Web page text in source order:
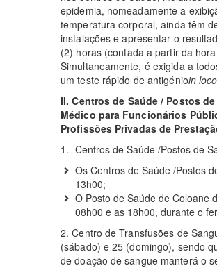
epidemia, nomeadamente a
temperatura corporal, ainda têm
instalações e apresentar o
(2) horas (contada a partir da
Simultaneamente, é exigida a
um teste rápido de antigénioin loco
II.Centros de Saúde / Postos
Médico para Funcionários
Profissões Privadas de
Centros de Saúde /Postos de
Os Centros de Saúde /Postos
13h00;
O Posto de Saúde de Coloane
08h00 e as 18h00, durante o
2. Centro de Transfusões de
(sábado) e 25 (domingo), sendo
de doação de sangue manterá o